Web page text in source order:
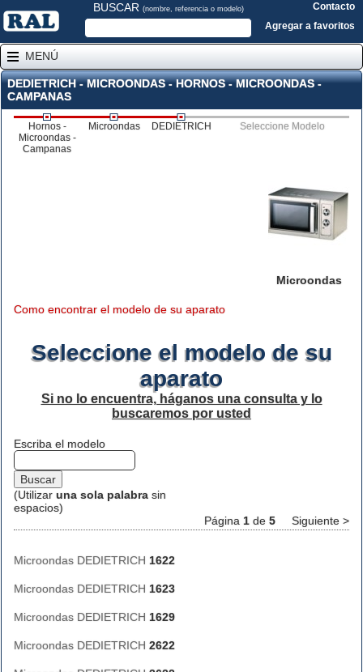
BUSCAR (nombre, referencia o modelo)
Contacto
Agregar a favoritos
MENÚ
DEDIETRICH - MICROONDAS - HORNOS - MICROONDAS -
CAMPANAS
Hornos -
Microondas -
Campanas
Microondas DEDIETRICH Seleccione Modelo
Microondas
Como encontrar el modelo de su aparato
Seleccione el modelo de su
aparato
Si no lo encuentra, háganos una consulta y lo
buscaremos por usted
Escriba el modelo
(Utilizar una sola palabra sin
espacios)
Página 1 de 5 Siguiente >
Microondas DEDIETRICH 1622
Microondas DEDIETRICH 1623
Microondas DEDIETRICH 1629
Microondas DEDIETRICH 2622